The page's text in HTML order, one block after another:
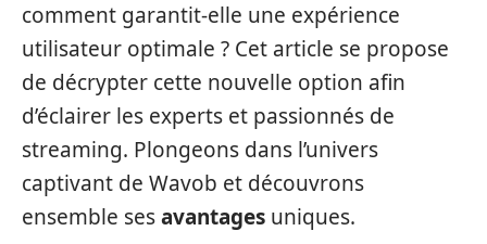
comment garantit-elle une expérience
utilisateur optimale ? Cet article se propose
de décrypter cette nouvelle option afin
d’éclairer les experts et passionnés de
streaming. Plongeons dans l’univers
captivant de Wavob et découvrons
ensemble sesavantages uniques.